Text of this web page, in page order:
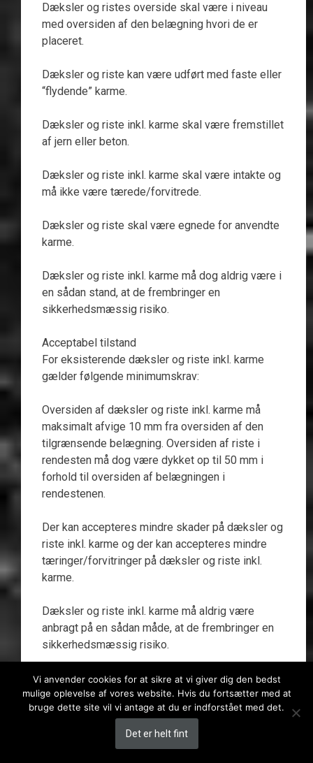
Dæksler og ristes overside skal være i niveau
med oversiden af den belægning hvori de er
placeret.
Dæksler og riste kan være udført med faste eller
“flydende” karme.
Dæksler og riste inkl. karme skal være fremstillet
af jern eller beton.
Dæksler og riste inkl. karme skal være intakte og
må ikke være tærede/forvitrede.
Dæksler og riste skal være egnede for anvendte
karme.
Dæksler og riste inkl. karme må dog aldrig være i
en sådan stand, at de frembringer en
sikkerhedsmæssig risiko.
Acceptabel tilstand
For eksisterende dæksler og riste inkl. karme
gælder følgende minimumskrav:
Oversiden af dæksler og riste inkl. karme må
maksimalt afvige 10 mm fra oversiden af den
tilgrænsende belægning. Oversiden af riste i
rendesten må dog være dykket op til 50 mm i
forhold til oversiden af belægningen i
rendestenen.
Der kan accepteres mindre skader på dæksler og
riste inkl. karme og der kan accepteres mindre
tæringer/forvitringer på dæksler og riste inkl.
karme.
Dæksler og riste inkl. karme må aldrig være
anbragt på en sådan måde, at de frembringer en
sikkerhedsmæssig risiko.
Dæksler og riste skal være egnede for anvendte
karme.
Vi anvender cookies for at sikre at vi giver dig den bedst
mulige oplevelse af vores website. Hvis du fortsætter med at
bruge dette site vil vi antage at du er indforstået med det.
Det er helt fint